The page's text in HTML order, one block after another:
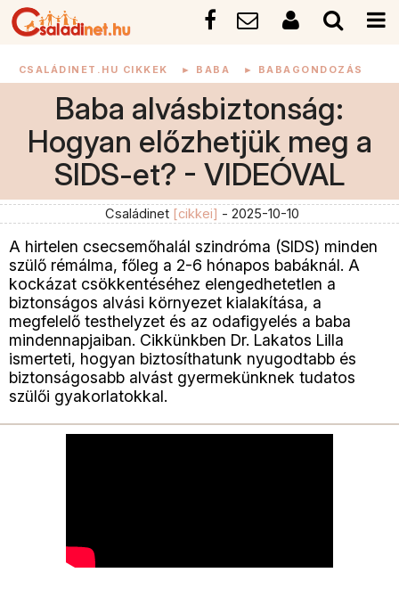
CSALÁDINET.HU CIKKEK ► BABA ► BABAGONDOZÁS
Baba alvásbiztonság:
Hogyan előzhetjük meg a
SIDS-et? - VIDEÓVAL
Családinet [cikkei] - 2025-10-10
A hirtelen csecsemőhalál szindróma (SIDS) minden
szülő rémálma, főleg a 2-6 hónapos babáknál. A
kockázat csökkentéséhez elengedhetetlen a
biztonságos alvási környezet kialakítása, a
megfelelő testhelyzet és az odafigyelés a baba
mindennapjaiban. Cikkünkben Dr. Lakatos Lilla
ismerteti, hogyan biztosíthatunk nyugodtabb és
biztonságosabb alvást gyermekünknek tudatos
szülői gyakorlatokkal.